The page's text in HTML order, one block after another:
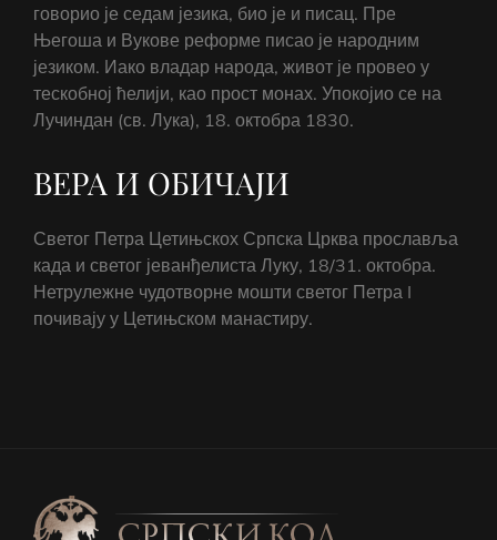
говорио је седам језика, био је и писац. Пре
Његоша и Вукове реформе писао је народним
језиком. Иако владар народа, живот је провео у
тескобној ћелији, као прост монах. Упокојио се на
Лучиндан (св. Лука), 18. октобра 1830.
ВЕРА И ОБИЧАЈИ
Светог Петра Цетињскох Српска Црква прославља
када и светог јеванђелиста Луку, 18/31. октобра.
Нетрулежне чудотворне мошти светог Петра I
почивају у Цетињском манастиру.